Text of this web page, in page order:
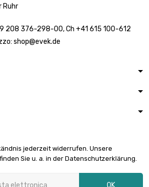
pc
2.013,85 €
Ruhr
208 376-298-00, Ch +41 615 100-612
shop@evek.de
jederzeit widerrufen. Unsere
Sie u. a. in der Datenschutzerklärung.
OK